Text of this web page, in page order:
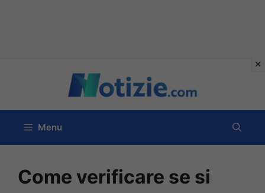
contenuto
Menu
Come verificare se si